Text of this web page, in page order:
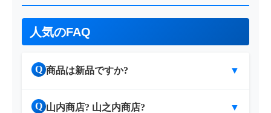
人気のFAQ
Q 商品は新品ですか? ▼
Q 山内商店? 山之内商店? ▼